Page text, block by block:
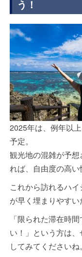
う！
2025年は、例年以
予定。
観光地の混雑が予
れば、自由度の高い
これから訪れるハ
が早く埋まりやすい
「限られた滞在時
い！」という方は
してみてくださいね。